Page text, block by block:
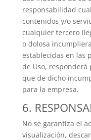
responsabilidad
contenidos y/o
cualquier tercero
o dolosa
establecidas en las
de Uso, responderá
que de dicho
para la empresa.
6.
No se garantiza el
visualización,